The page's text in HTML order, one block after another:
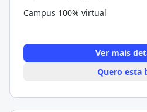
Campus 100% virtual
Ver mais
Quero esta